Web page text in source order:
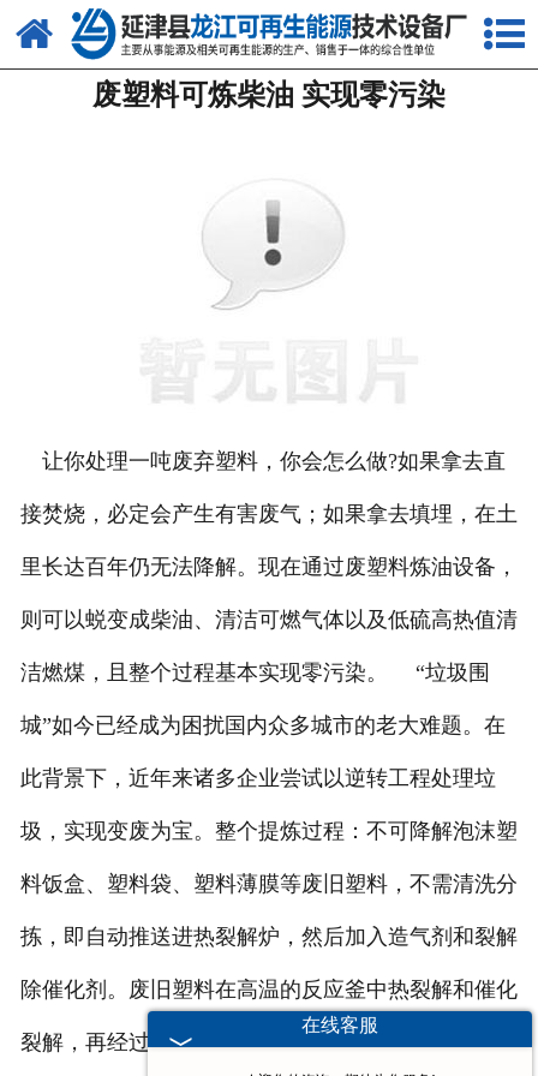
网站首页
关于我们
资质荣誉
联系我们
废塑料可炼柴油 实现零污染
让你处理一吨废弃塑料，你会怎么做?如果拿去直
接焚烧，必定会产生有害废气；如果拿去填埋，在土
里长达百年仍无法降解。现在通过废塑料炼油设备，
则可以蜕变成柴油、清洁可燃气体以及低硫高热值清
洁燃煤，且整个过程基本实现零污染。 “垃圾围
城”如今已经成为困扰国内众多城市的老大难题。在
此背景下，近年来诸多企业尝试以逆转工程处理垃
圾，实现变废为宝。整个提炼过程：不可降解泡沫塑
料饭盒、塑料袋、塑料薄膜等废旧塑料，不需清洗分
拣，即自动推送进热裂解炉，然后加入造气剂和裂解
除催化剂。废旧塑料在高温的反应釜中热裂解和催化
裂解，再经过一系列设施处理后生成汽体柴油和汽油
在线客服